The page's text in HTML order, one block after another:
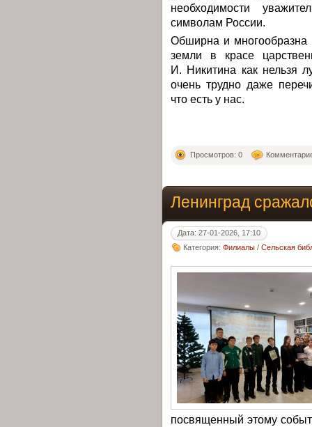
необходимости
символам России.
Обширна и
земли в красе
И. Никитина как нельзя
очень трудно даже
что есть у нас.
Просмотров: 0
Ленинград
Дата: 27-01-2026, 17:10
Категория: Филиалы / Сельская
посвященный этому